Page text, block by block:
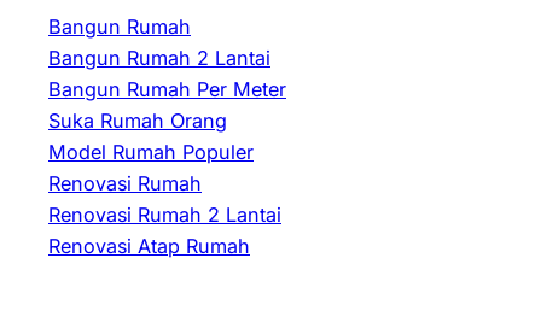
Bangun Rumah
Bangun Rumah 2 Lantai
Bangun Rumah Per Meter
Suka Rumah Orang
Model Rumah Populer
Renovasi Rumah
Renovasi Rumah 2 Lantai
Renovasi Atap Rumah